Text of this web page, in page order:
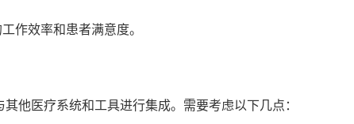
作效率和患者满意度。
他医疗系统和工具进行集成。需要考虑以下几点：